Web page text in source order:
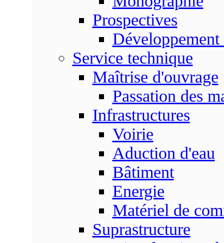
Prospectives
Développement
Service technique
Maîtrise d'ouvrage
Passation des
Infrastructures
Voirie
Aduction d'eau
Bâtiment
Energie
Matériel de
Suprastructure